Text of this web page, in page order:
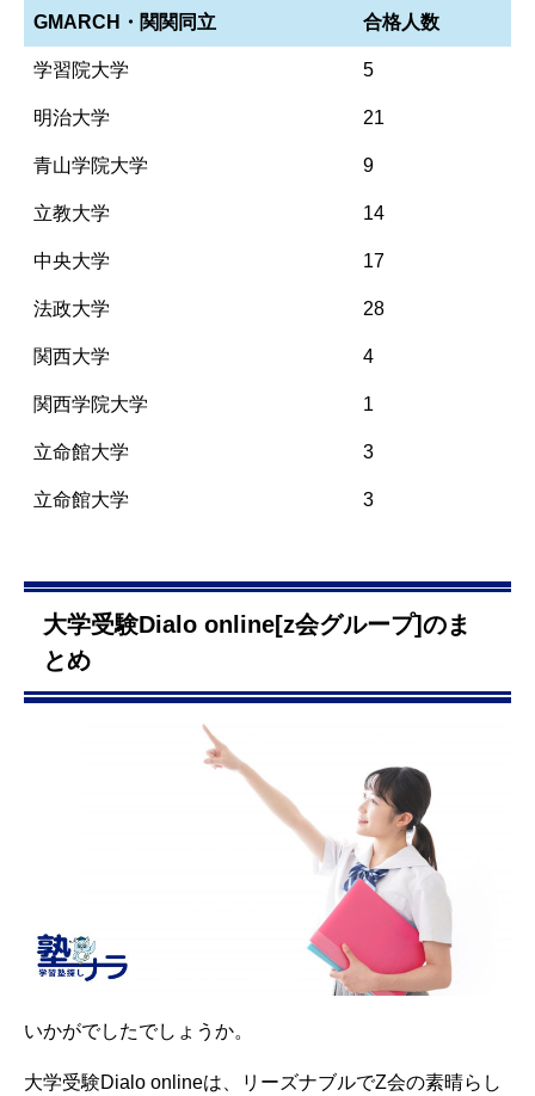
GMARCH・関関同立 合格人数
学習院大学 5
明治大学 21
青山学院大学 9
立教大学 14
中央大学 17
法政大学 28
関西大学 4
関西学院大学 1
立命館大学 3
立命館大学 3
大学受験Dialo online[z会グループ]のま
とめ
いかがでしたでしょうか。
大学受験Dialo onlineは、リーズナブルでZ会の素晴らし